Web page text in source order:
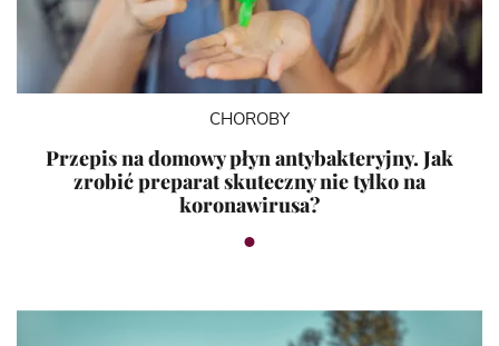
CHOROBY
Przepis na domowy płyn antybakteryjny. Jak
zrobić preparat skuteczny nie tylko na
koronawirusa?